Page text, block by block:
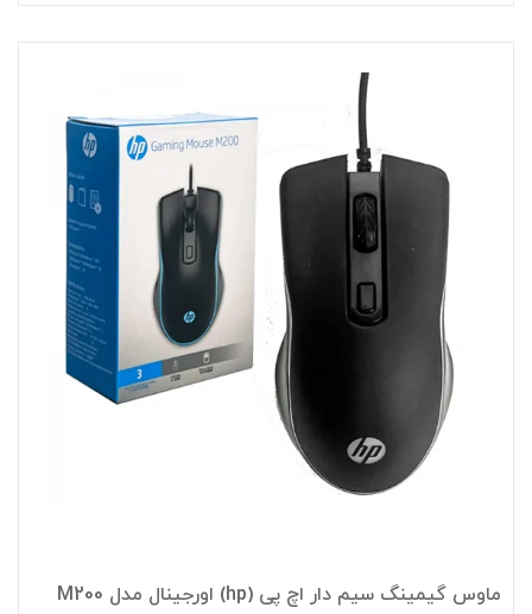
ماوس گیمینگ سیم دار اچ پی (hp) اورجینال مدل M200